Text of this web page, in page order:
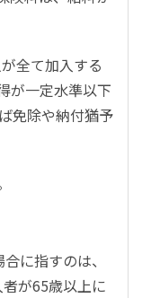
全て加入する
が一定水準以下
免除や納付猶予
に指すのは、
が65歳以上に